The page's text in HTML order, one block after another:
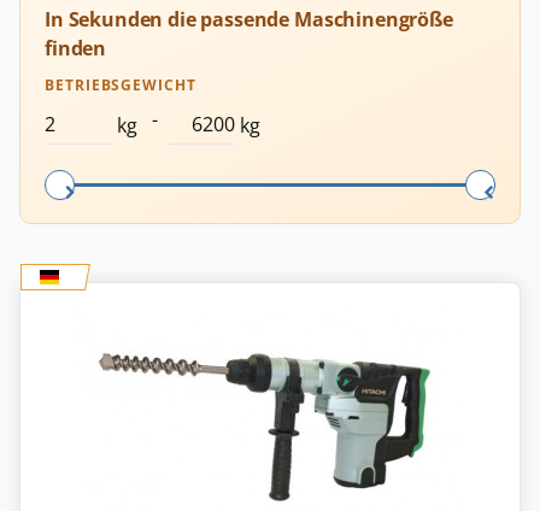
In Sekunden die passende Maschinengröße
finden
BETRIEBSGEWICHT
kg - kg